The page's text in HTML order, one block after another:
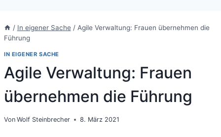
/ In eigener Sache / Agile Verwaltung: Frauen übernehmen die
Führung
IN EIGENER SACHE
Agile Verwaltung: Frauen
übernehmen die Führung
Von Wolf Steinbrecher 8. März 2021